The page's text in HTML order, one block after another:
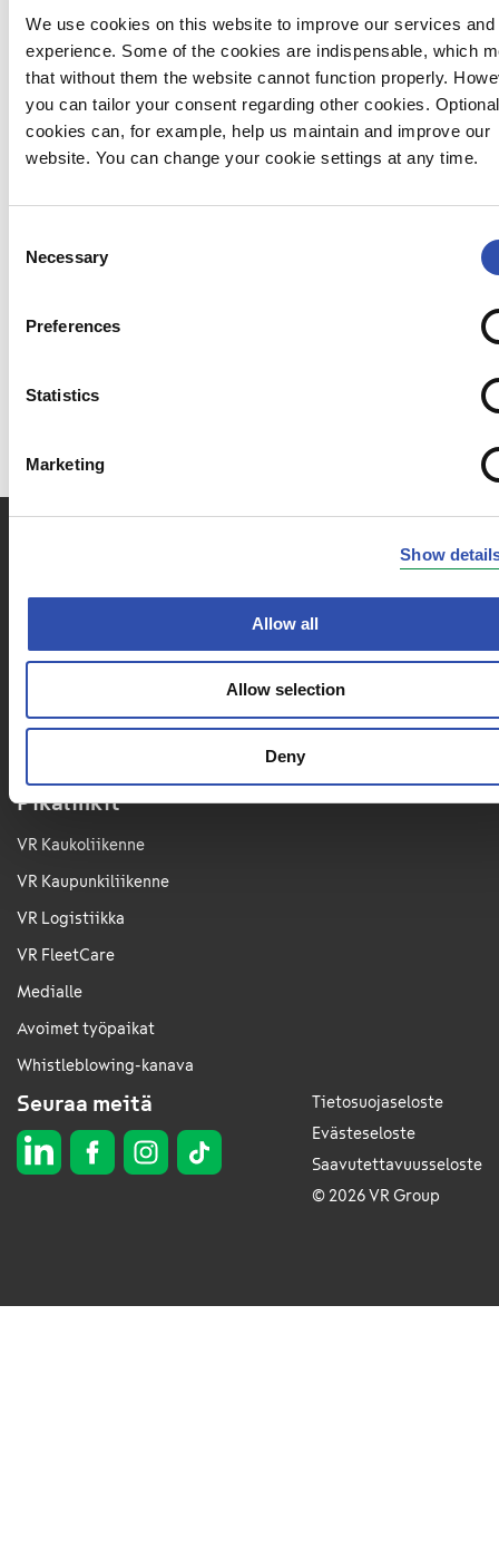
We use cookies on this website to improve our services and
experience. Some of the cookies are indispensable, which
that without them the website cannot function properly.
you can tailor your consent regarding other cookies. Optional
cookies can, for example, help us maintain and improve our
website. You can change your cookie settings at any time.
Selection
Necessary
Preferences
Statistics
Marketing
Show
Allow all
Allow selection
Deny
Mäntyharjun tutkimuspisteet ja karttanäkymien
sijainnit 4.5.2018
Tästä kartastapääset katsomaan onnettomuuden
vaikutuksia Sarkaveden alueeseen (päivitetty
Katso vaikutukset
PL 488, 00096 VR
Sähkö­posti­osoitteet muotoa
Pikalinkit
VR Kaukoliikenne
VR Kaupunkiliikenne
VR Logistiikka
VR FleetCare
Medialle
Avoimet työpaikat
Whistleblowing-kanava
Seuraa meitä
Tietosuojaseloste
Evästeseloste
Saavutettavuusseloste
© 2026 VR Group